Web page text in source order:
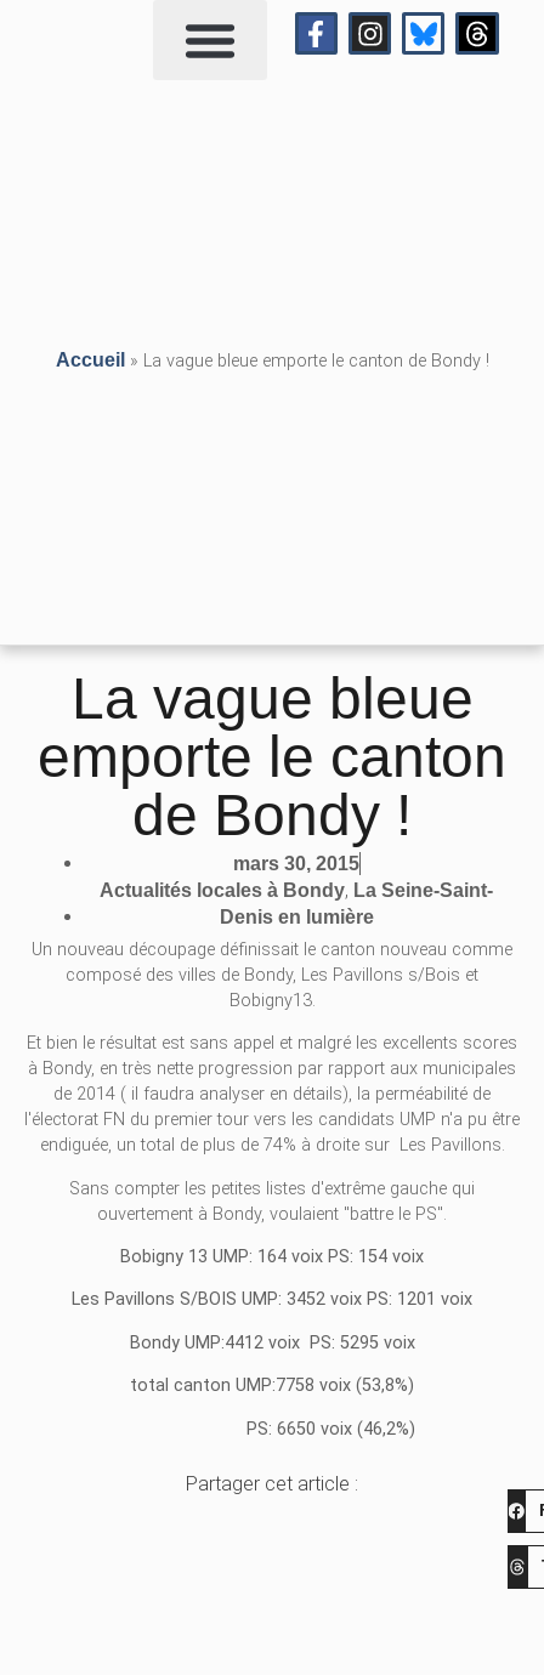
Accueil » La vague bleue emporte le canton de Bondy !
La vague bleue
emporte le canton
de Bondy !
mars 30, 2015
Actualités locales à Bondy, La Seine-Saint-
Denis en lumière
Un nouveau découpage définissait le canton nouveau comme
composé des villes de Bondy, Les Pavillons s/Bois et
Bobigny13.
Et bien le résultat est sans appel et malgré les excellents scores
à Bondy, en très nette progression par rapport aux municipales
de 2014 ( il faudra analyser en détails), la perméabilité de
l'électorat FN du premier tour vers les candidats UMP n'a pu être
endiguée, un total de plus de 74% à droite sur Les Pavillons.
Sans compter les petites listes d'extrême gauche qui
ouvertement à Bondy, voulaient "battre le PS".
Bobigny 13 UMP: 164 voix PS: 154 voix
Les Pavillons S/BOIS UMP: 3452 voix PS: 1201 voix
Bondy UMP:4412 voix PS: 5295 voix
total canton UMP:7758 voix (53,8%)
PS: 6650 voix (46,2%)
Partager cet article :